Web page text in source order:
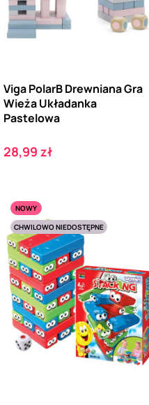
Viga PolarB Drewniana Gra
Wieża Układanka
Pastelowa
Cena
28,99 zł
NOWY
CHWILOWO NIEDOSTĘPNE